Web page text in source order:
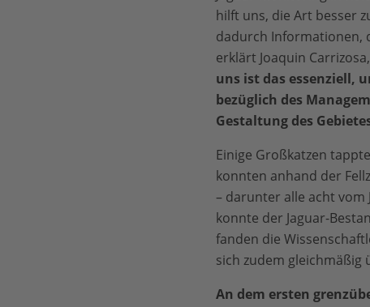
hilft uns, die Art besser
dadurch Informationen,
erklärt Joaquin
uns ist das essenziell,
bezüglich des
Gestaltung des
Einige Großkatzen
konnten anhand der
– darunter alle acht vom
konnte der Jaguar-
fanden die
sich zudem gleichmäßig
An dem ersten